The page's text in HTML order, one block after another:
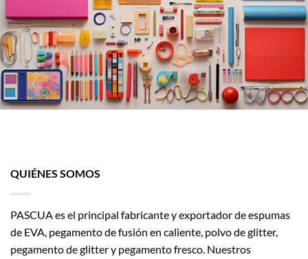
QUIÉNES SOMOS
PASCUA es el principal fabricante y exportador de espumas
de EVA, pegamento de fusión en caliente, polvo de glitter,
pegamento de glitter y pegamento fresco. Nuestros